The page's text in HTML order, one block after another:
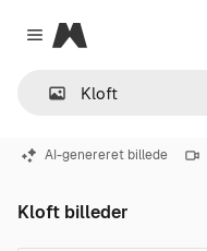
Close menu
Magnific
AI-genereret billede
Kloft billeder